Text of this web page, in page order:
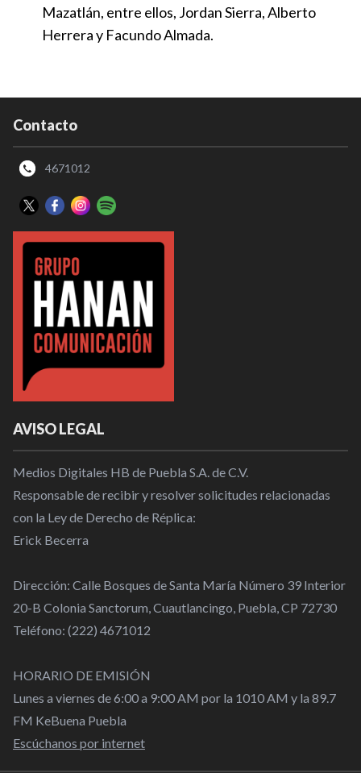
Mazatlán, entre ellos, Jordan Sierra, Alberto
Herrera y Facundo Almada.
Contacto
4671012
AVISO LEGAL
Medios Digitales HB de Puebla S.A. de C.V.
Responsable de recibir y resolver solicitudes relacionadas
con la Ley de Derecho de Réplica:
Erick Becerra
Dirección: Calle Bosques de Santa María Número 39 Interior
20-B Colonia Sanctorum, Cuautlancingo, Puebla, CP 72730
Teléfono: (222) 4671012
HORARIO DE EMISIÓN
Lunes a viernes de 6:00 a 9:00 AM por la 1010 AM y la 89.7
FM KeBuena Puebla
Escúchanos por internet